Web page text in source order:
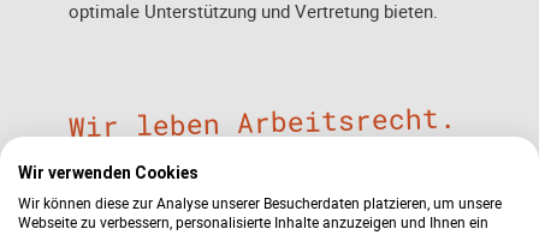
optimale Unterstützung und Vertretung bieten.
Wir leben Arbeitsrecht.
Wir verwenden Cookies
Wir können diese zur Analyse unserer Besucherdaten platzieren, um unsere
Webseite zu verbessern, personalisierte Inhalte anzuzeigen und Ihnen ein